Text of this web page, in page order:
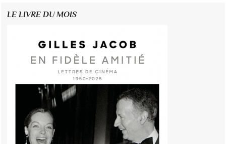
LE LIVRE DU MOIS